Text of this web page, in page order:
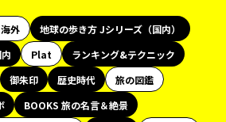
外
地球の歩き方 Jシリーズ（国内）
Plat
ランキング&テクニック
御朱印 歴史時代
旅の図鑑
BOOKS 旅の名言＆絶景